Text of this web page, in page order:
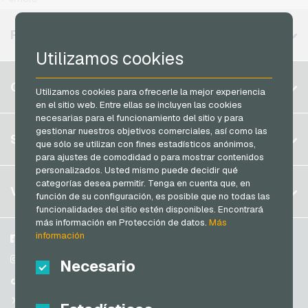
Utilizamos cookies
Utilizamos cookies para ofrecerle la mejor experiencia
en el sitio web. Entre ellas se incluyen las cookies
necesarias para el funcionamiento del sitio y para
gestionar nuestros objetivos comerciales, así como las
que sólo se utilizan con fines estadísticos anónimos,
para ajustes de comodidad o para mostrar contenidos
personalizados. Usted mismo puede decidir qué
categorías desea permitir. Tenga en cuenta que, en
función de su configuración, es posible que no todas las
funcionalidades del sitio estén disponibles. Encontrará
más información en Protección de datos.Más
información
Necesario
Vodafone Recargas movil prepago
PCS Tarjetas de pago
Transcash Tarjetas de pago
REGIONES DISPONIBLES
Bélgica
Brasil
Alemania (DE)
Alemania (EN)
Francia
Italia
Países Bajos
Austria
Suiza (DE)
CUENTA
Registrar
Iniciar sesión
Mi carrito
SERVICIO
FAQ
Modos de pago
Condiciones generales& Derecho de revocación
VGO-SHOP
Sobre nosotros
Participantes
Facebook
Instagram